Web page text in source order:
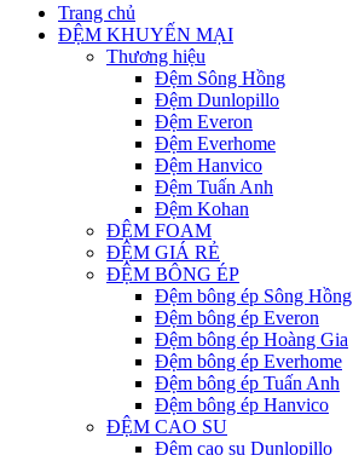
Trang chủ
ĐỆM KHUYẾN MẠI
Thương hiệu
Đệm Sông Hồng
Đệm Dunlopillo
Đệm Everon
Đệm Everhome
Đệm Hanvico
Đệm Tuấn Anh
Đệm Kohan
ĐỆM FOAM
ĐỆM GIÁ RẺ
ĐỆM BÔNG ÉP
Đệm bông ép Sông Hồng
Đệm bông ép Everon
Đệm bông ép Hoàng Gia
Đệm bông ép Everhome
Đệm bông ép Tuấn Anh
Đệm bông ép Hanvico
ĐỆM CAO SU
Đệm cao su Dunlopillo